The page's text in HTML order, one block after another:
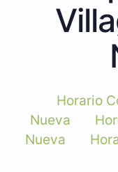
Horario
Nueva
Nueva